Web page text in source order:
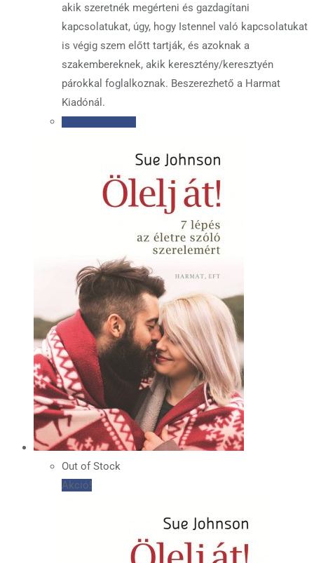
akik szeretnék megérteni és gazdagítani
kapcsolatukat, úgy, hogy Istennel való kapcsolatukat
is végig szem előtt tartják, és azoknak a
szakembereknek, akik keresztény/keresztyén
párokkal foglalkoznak. Beszerezhető a Harmat
Kiadónál.
Out of Stock
Akció!